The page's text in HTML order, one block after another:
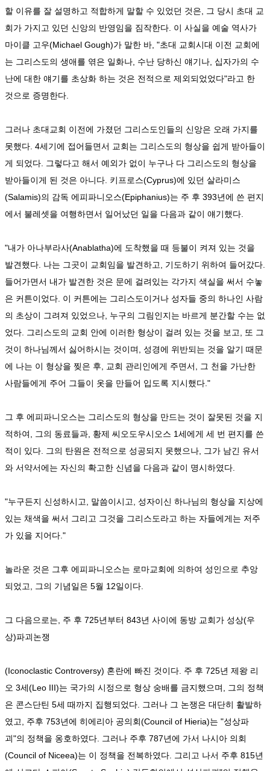
할 이유를 잘 설명하고 적합하게 말할 수 있었던 것은, 그 당시 초대 교
회가 가지고 있던 신앙의 반영임을 짐작한다. 이 사실을 예술 역사가
마이클 고우(Michael Gough)가 말한 바, "초대 교회시대 이전 교회에
는 그리스도의 생애를 엮은 일화나, 수난 당하신 얘기나, 십자가의 수
난에 대한 얘기를 초상화 하는 것은 전적으로 제외되었었다"라고 한
것으로 증명한다.
그러나 초대교회 이전에 가졌던 그리스도인들의 신앙은 오래 가지를
못했다. 4세기에 접어들면서 교회는 그리스도의 형상을 쉽게 받아들이
게 되었다. 그렇다고 해서 예외가 없이 누구나 다 그리스도의 형상을
받아들이게 된 것은 아니다. 키프로스(Cyprus)에 있던 살라미스
(Salamis)의 감독 에피파니오스(Epiphanius)는 주 후 393년에 쓴 편지
에서 불레셋을 여행하면서 일어났던 일을 다음과 같이 얘기했다.
"내가 아나부라사(Anablatha)에 도착했을 때 등불이 켜져 있는 것을
발견했다. 나는 그곳이 교회임을 발견하고, 기도하기 위하여 들어갔다.
들어가면서 내가 발견한 것은 문에 걸려있는 각가지 색실을 써서 수놓
은 커튼이었다. 이 커튼에는 그리스도이거나 성자들 중의 하나인 사람
의 초상이 그려져 있었으나, 누구의 그림인지는 바르게 분간할 수는 없
었다. 그리스도의 교회 안에 이러한 형상이 걸려 있는 것을 보고, 또 그
것이 하나님께서 싫어하시는 것이며, 성경에 위반되는 것을 알기 때문
에 나는 이 형상을 찢은 후, 교회 관리인에게 주면서, 그 천을 가난한
사람들에게 주어 그들이 옷을 만들어 입도록 지시했다."
그 후 에피파니오스는 그리스도의 형상을 만드는 것이 잘못된 것을 지
적하여, 그의 동료들과, 황제 씨오도우시오스 1세에게 세 번 편지를 쓴
적이 있다. 그의 탄원은 전적으로 성공되지 못했으나, 그가 남긴 유서
와 서약서에는 자신의 확고한 신념을 다음과 같이 명시하였다.
"누구든지 신성하시고, 말씀이시고, 성자이신 하나님의 형상을 지상에
있는 채색을 써서 그리고 그것을 그리스도라고 하는 자들에게는 저주
가 있을 지어다."
놀라운 것은 그후 에피파니오스는 로마교회에 의하여 성인으로 추앙
되었고, 그의 기념일은 5월 12일이다.
그 다음으로는, 주 후 725년부터 843년 사이에 동방 교회가 성상(우
상)파괴논쟁
(Iconoclastic Controversy) 혼란에 빠진 것이다. 주 후 725년 제왕 리
오 3세(Leo III)는 국가의 시정으로 형상 숭배를 금지했으며, 그의 정책
은 콘스단틴 5세 때까지 집행되었다. 그러나 그 논쟁은 대단히 활발하
였고, 주후 753년에 히에리아 공의회(Council of Hieria)는 "성상파
괴"의 정책을 옹호하였다. 그러나 주후 787년에 가서 나시아 의회
(Council of Niceea)는 이 정책을 전복하였다. 그리고 나서 주후 815년